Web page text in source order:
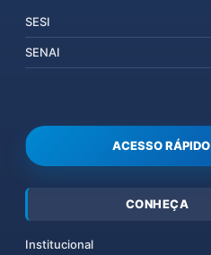
SESI
SENAI
ACESSO RÁPIDO
CONHEÇA
Institucional